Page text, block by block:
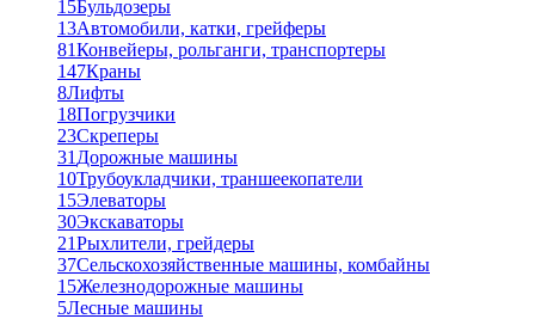
15Бульдозеры
13Автомобили, катки, грейферы
81Конвейеры, рольганги, транспортеры
147Краны
8Лифты
18Погрузчики
23Скреперы
31 Дорожные машины
10Трубоукладчики, траншеекопатели
15Элеваторы
30Экскаваторы
21Рыхлители, грейдеры
37Сельскохозяйственные машины, комбайны
15Железнодорожные машины
5Лесные машины